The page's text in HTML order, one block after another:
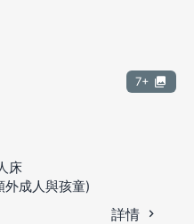
7+
床
外成人與孩童)
詳情